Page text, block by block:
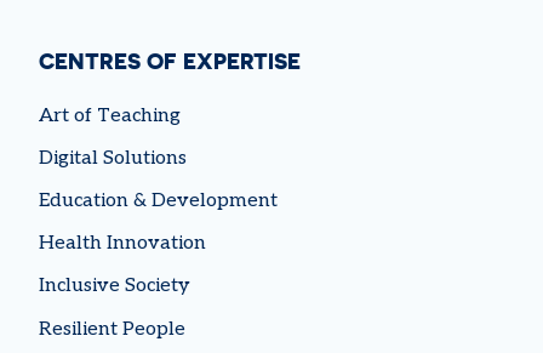
CENTRES OF EXPERTISE
Art of Teaching
Digital Solutions
Education & Development
Health Innovation
Inclusive Society
Resilient People